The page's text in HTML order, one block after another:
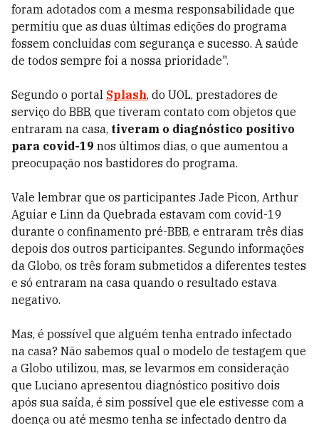
foram adotados com a mesma responsabilidade que
permitiu que as duas últimas edições do programa
fossem concluídas com segurança e sucesso. A saúde
de todos sempre foi a nossa prioridade".
Segundo o portal Splash, do UOL, prestadores de
serviço do BBB, que tiveram contato com objetos que
entraram na casa, tiveram o diagnóstico positivo
para covid-19 nos últimos dias, o que aumentou a
preocupação nos bastidores do programa.
Vale lembrar que os participantes Jade Picon, Arthur
Aguiar e Linn da Quebrada estavam com covid-19
durante o confinamento pré-BBB, e entraram três dias
depois dos outros participantes. Segundo informações
da Globo, os três foram submetidos a diferentes testes
e só entraram na casa quando o resultado estava
negativo.
Mas, é possível que alguém tenha entrado infectado
na casa? Não sabemos qual o modelo de testagem que
a Globo utilizou, mas, se levarmos em consideração
que Luciano apresentou diagnóstico positivo dois
após sua saída, é sim possível que ele estivesse com a
doença ou até mesmo tenha se infectado dentro da